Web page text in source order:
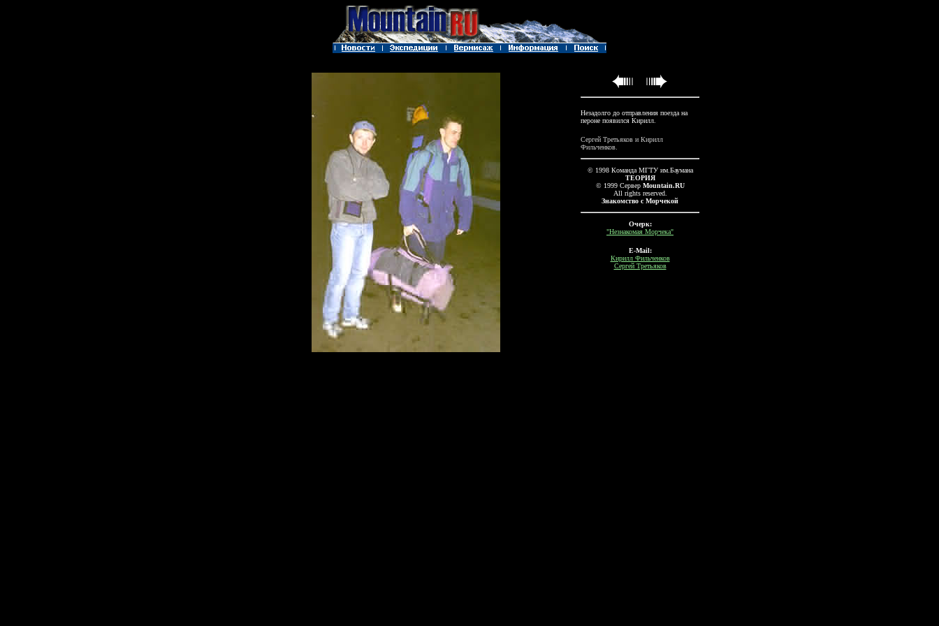
Незадолго до отправления поезда на
пероне появился Кирилл.
Сергей Третьяков и Кирилл
Фильченков.
© 1998 Команда МГТУ им.Баумана
ТЕОРИЯ
© 1999 Сервер Mountain.RU
All rights reserved.
Знакомство с Морчекой
Очерк:
"Незнакомая Морчека"
E-Mail:
Кирилл Фильченков
Сергей Третьяков